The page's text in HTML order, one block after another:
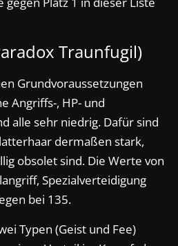
Traunfugil)
Grundvoraussetzungen
Angriffs-, HP- und
alle sehr niedrig. Dafür sind
dermaßen stark,
obsolet sind. Die Werte von
Spezialverteidigung
bei 135.
Typen (Geist und Fee)